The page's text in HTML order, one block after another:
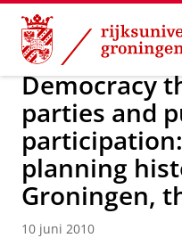
Skip
Content
Skip
Navigation
Over ons Actueel
Democracy
parties and
planning
Groningen,
10 juni 2010